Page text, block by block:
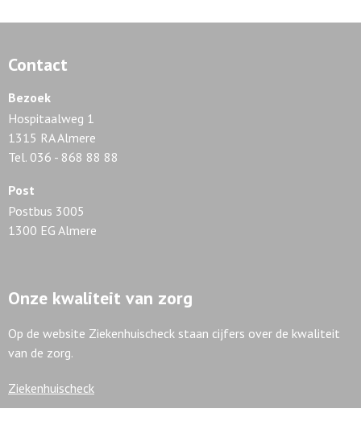
Contact
Bezoek
Hospitaalweg 1
1315 RA Almere
Tel. 036 - 868 88 88
Post
Postbus 3005
1300 EG Almere
Onze kwaliteit van zorg
Op de website Ziekenhuischeck staan cijfers over de kwaliteit
van de zorg.
Ziekenhuischeck